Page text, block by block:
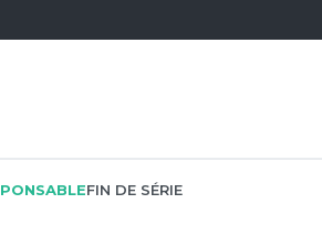
FIN DE SÉRIE